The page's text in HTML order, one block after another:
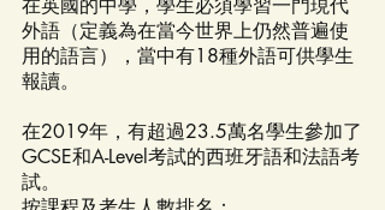
在英國的中學，學生必須學習一門現代
外語（定義為在當今世界上仍然普遍使
用的語言），當中有18種外語可供學生
報讀。
在2019年，有超過23.5萬名學生參加了
GCSE和A-Level考試的西班牙語和法語考
試。